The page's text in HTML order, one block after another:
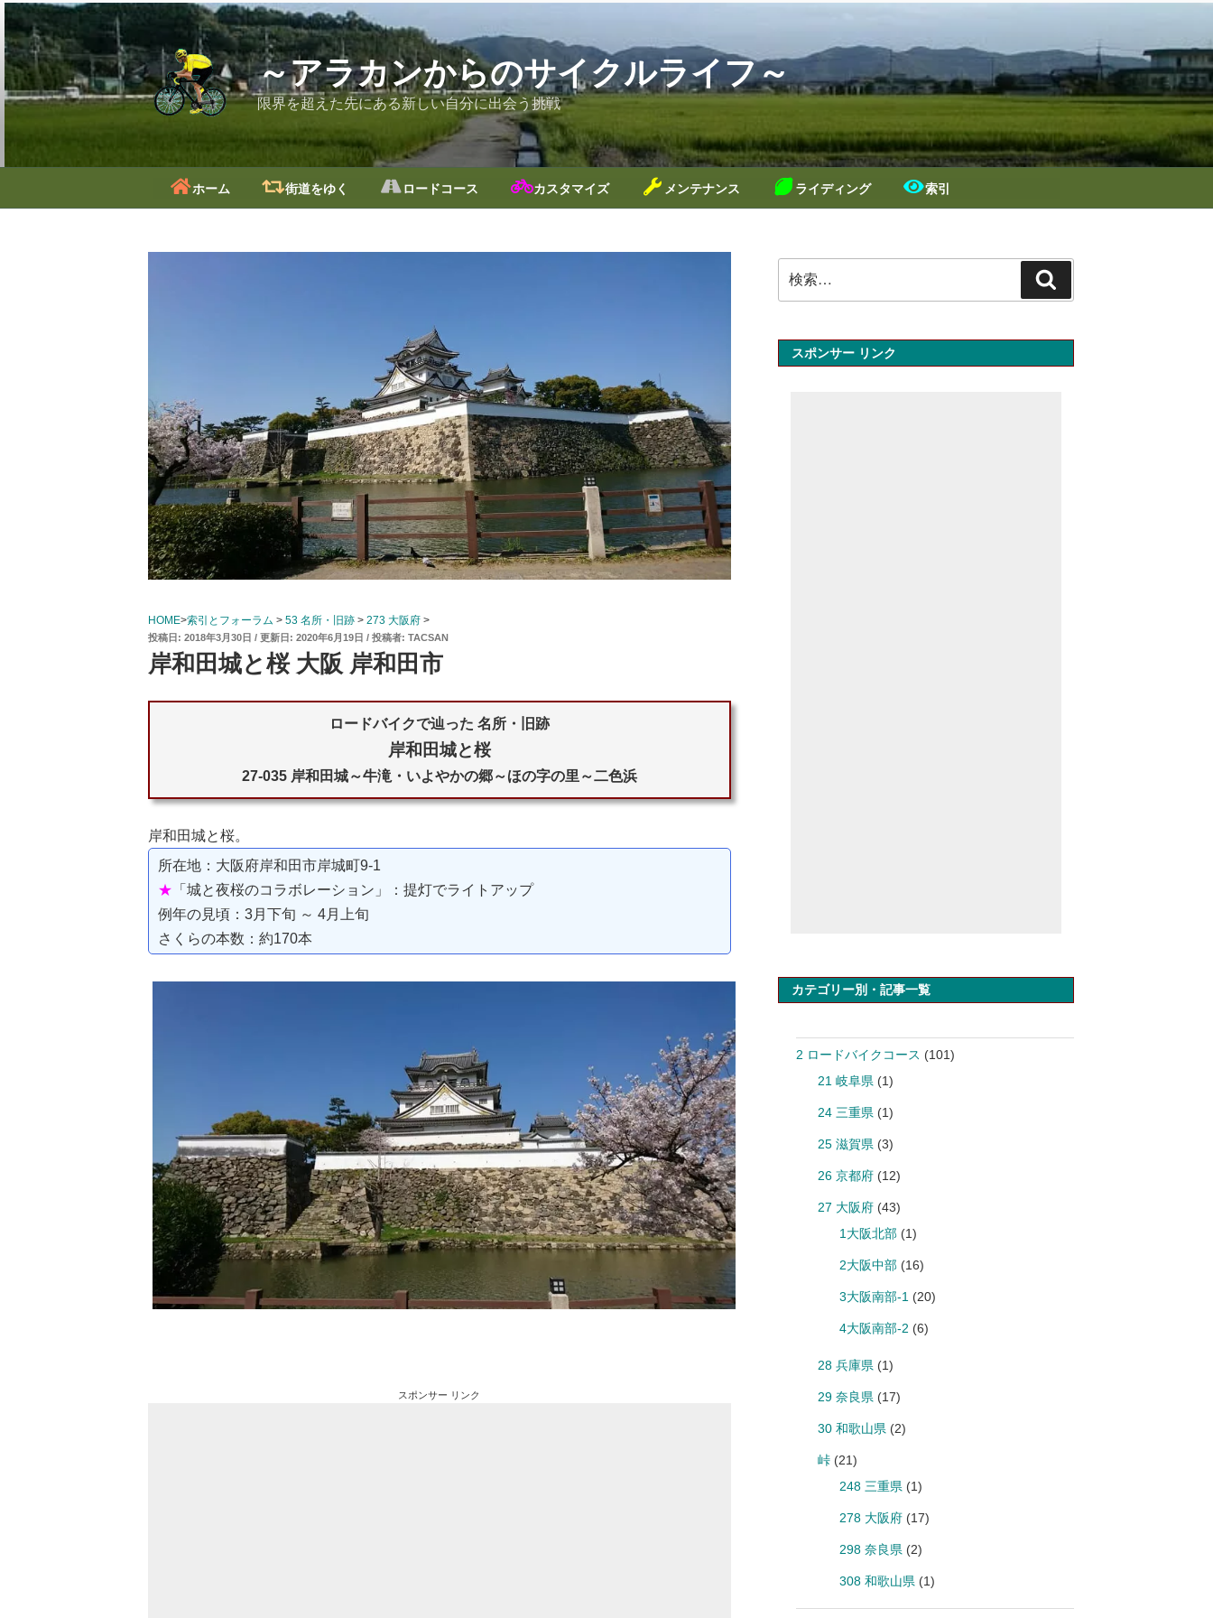
コ
ン
テ
ン
ツ
プ
～アラカンからのサイクルライフ～
限界を超えた先にある新しい自分に出会う挑戦
ホーム 街道をゆく ロードコース カスタマイズ メンテナンス ライディング 索引
HOME>索引とフォーラム > 53 名所・旧跡> 273 大阪府>
投
稿
日:
2018年3月30日 2020年6月19日 投稿者: TACSAN
岸和田城と桜 大阪 岸和田市
ロードバイクで辿った 名所・旧跡
岸和田城と桜
27-035 岸和田城～牛滝・いよやかの郷～ほの字の里～二色浜
岸和田城と桜。
所在地：大阪府岸和田市岸城町9-1
★ 「城と夜桜のコラボレーション」：提灯でライトアップ
例年の見頃：3月下旬 ～ 4月上旬
さくらの本数：約170本
スポンサー リンク
索:
索
スポンサー リンク
カテゴリー別・記事一覧
2 ロードバイクコース (101)
21 岐阜県 (1)
24 三重県 (1)
25 滋賀県 (3)
26 京都府(12)
27 大阪府(43)
1大阪北部(1)
2大阪中部(16)
3大阪南部-1 (20)
4大阪南部-2 (6)
28 兵庫県 (1)
29 奈良県 (17)
30 和歌山県 (2)
峠(21)
248 三重県 (1)
278 大阪府(17)
298 奈良県 (2)
308 和歌山県 (1)